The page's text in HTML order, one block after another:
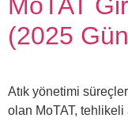
(2025
Atık yönetimi
olan MoTAT, tehlikeli